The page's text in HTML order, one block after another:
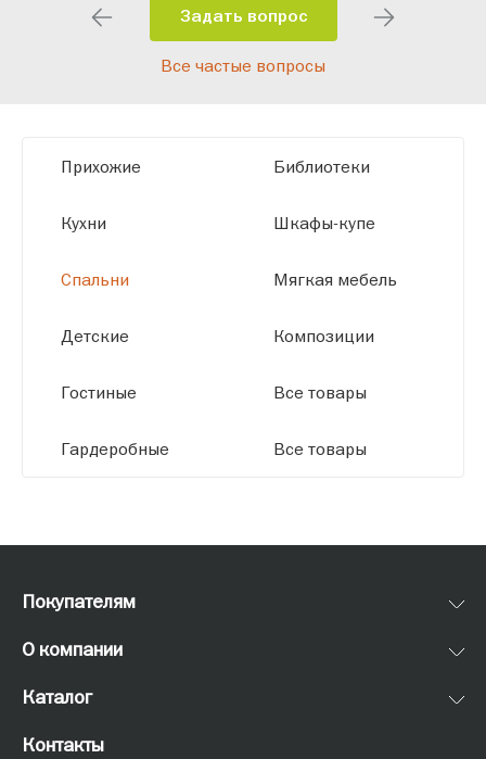
помещения и личные пожелания.
Благодаря современному
высокотехнологичному оборудованию
размерам.
Задать вопрос
Все частые вопросы
Прихожие
Кухни
Спальни
Детские
Гостиные
Гардеробные
Библиотеки
Шкафы-купе
Мягкая мебель
Композиции
Все товары
Все товары
Покупателям
О компании
Каталог
Контакты